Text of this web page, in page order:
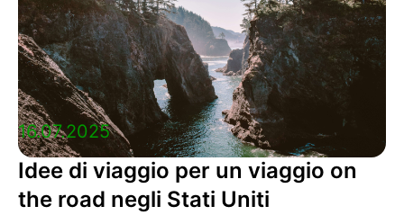
16.07.2025
Idee di viaggio per un viaggio on
the road negli Stati Uniti